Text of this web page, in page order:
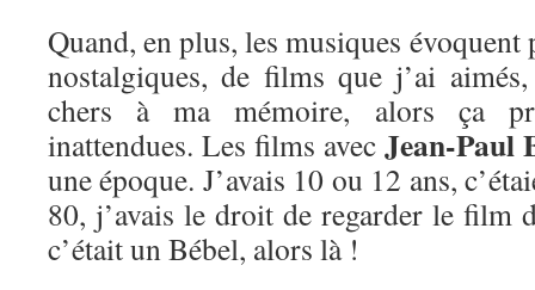
Quand, en plus, les musiques
nostalgiques, de films que j’ai
chers à ma mémoire, alors ça
inattendues. Les films avec Jean-Paul
une époque. J’avais 10 ou 12 ans,
80, j’avais le droit de regarder le film
c’était un Bébel, alors là !